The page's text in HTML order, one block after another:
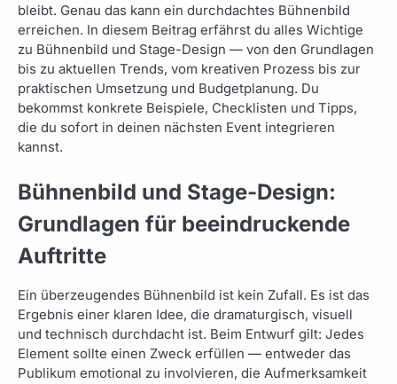
bleibt. Genau das kann ein durchdachtes Bühnenbild
erreichen. In diesem Beitrag erfährst du alles Wichtige
zu Bühnenbild und Stage-Design — von den Grundlagen
bis zu aktuellen Trends, vom kreativen Prozess bis zur
praktischen Umsetzung und Budgetplanung. Du
bekommst konkrete Beispiele, Checklisten und Tipps,
die du sofort in deinen nächsten Event integrieren
kannst.
Bühnenbild und Stage-Design:
Grundlagen für beeindruckende
Auftritte
Ein überzeugendes Bühnenbild ist kein Zufall. Es ist das
Ergebnis einer klaren Idee, die dramaturgisch, visuell
und technisch durchdacht ist. Beim Entwurf gilt: Jedes
Element sollte einen Zweck erfüllen — entweder das
Publikum emotional zu involvieren, die Aufmerksamkeit